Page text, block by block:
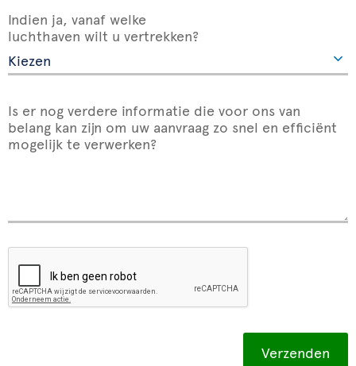
Indien ja, vanaf welke
luchthaven wilt u vertrekken?
Is er nog verdere informatie die voor ons van
belang kan zijn om uw aanvraag zo snel en efficiënt
mogelijk te verwerken?